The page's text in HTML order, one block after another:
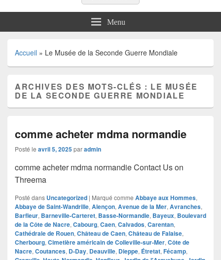
Menu
Accueil » Le Musée de la Seconde Guerre Mondiale
ARCHIVES DES MOTS-CLÉS : LE MUSÉE
DE LA SECONDE GUERRE MONDIALE
comme acheter mdma normandie
Posté le avril 5, 2025paradmin
comme acheter mdma normandie Contact Us on
Threema
Posté dans Uncategorized | Marqué comme Abbaye aux Hommes,
Abbaye de Saint-Wandrille, Alençon, Avenue de la Mer, Avranches,
Barfleur, Barneville-Carteret, Basse-Normandie, Bayeux, Boulevard
de la Côte de Nacre, Cabourg, Caen, Calvados, Carentan,
Cathédrale de Rouen, Château de Caen, Château de Falaise,
Cherbourg, Cimetière américain de Colleville-sur-Mer, Côte de
Nacre, Coutances, D-Day, Deauville, Dieppe, Étretat, Fécamp,